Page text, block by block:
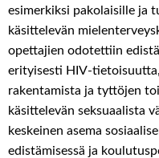
esimerkiksi pakolaisille ja
käsittelevän
opettajien odotettiin
erityisesti HIV-
rakentamista ja tyttöjen
käsittelevän seksuaalista
keskeinen asema
edistämisessä ja